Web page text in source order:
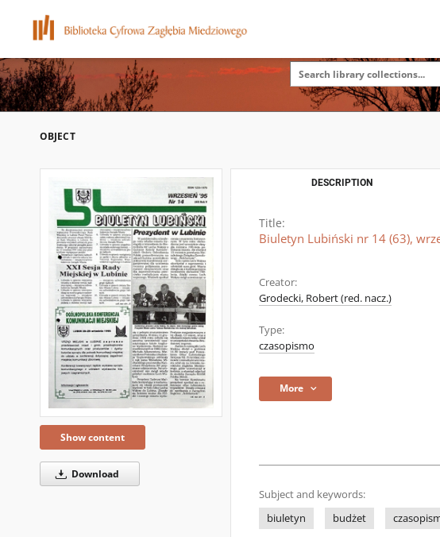
OBJECT
Show content
Download
DESCRIPTION
Title:
Biuletyn Lubiński nr 14 (63),
Creator:
Grodecki, Robert (red. nacz.)
Type:
czasopismo
More
Subject and keywords:
biuletyn
budżet